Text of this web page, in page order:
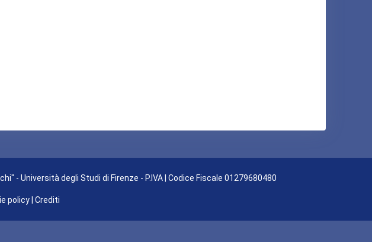
- Università degli Studi di Firenze - P.IVA | Codice Fiscale 01279680480
policy Crediti